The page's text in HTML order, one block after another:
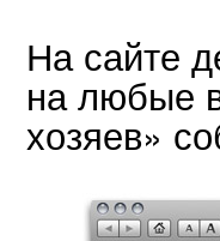
На сайте
на любые
хозяев»